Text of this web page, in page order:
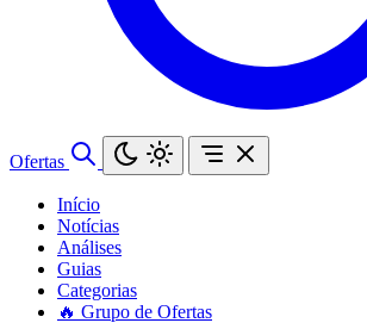
Ofertas
Início
Notícias
Análises
Guias
Categorias
🔥 Grupo de Ofertas